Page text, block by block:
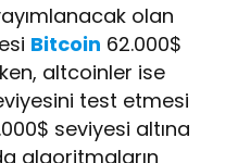
olan
Bitcoin 62.000$
altcoinler ise
test etmesi
seviyesi altına
algoritmaların